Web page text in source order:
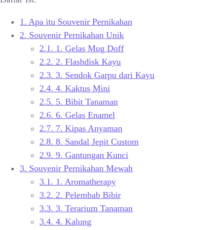
1. Apa itu Souvenir Pernikahan
2. Souvenir Pernikahan Unik
2.1. 1. Gelas Mug Doff
2.2. 2. Flashdisk Kayu
2.3. 3. Sendok Garpu dari Kayu
2.4. 4. Kaktus Mini
2.5. 5. Bibit Tanaman
2.6. 6. Gelas Enamel
2.7. 7. Kipas Anyaman
2.8. 8. Sandal Jepit Custom
2.9. 9. Gantungan Kunci
3. Souvenir Pernikahan Mewah
3.1. 1. Aromatherapy
3.2. 2. Pelembab Bibir
3.3. 3. Terarium Tanaman
3.4. 4. Kalung